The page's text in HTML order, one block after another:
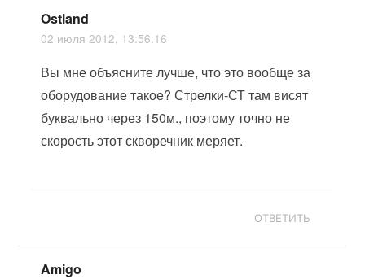
Ostland
02 июля 2012, 13:56:16
Вы мне объясните лучше, что это вообще за
оборудование такое? Стрелки-СТ там висят
буквально через 150м., поэтому точно не
скорость этот скворечник меряет.
ОТВЕТИТЬ
Amigo